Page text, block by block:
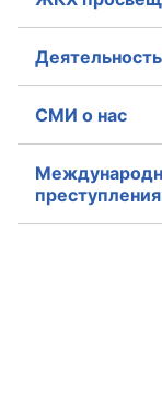
Документы ОП
Регламент
Кодекс
Положения
СМИ о нас